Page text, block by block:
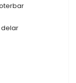
delar